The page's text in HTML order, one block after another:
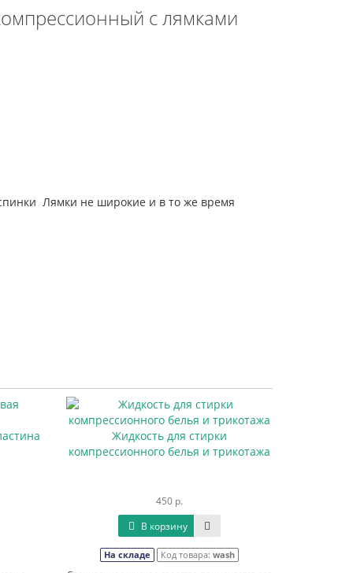
с лямками
Лямки не широкие и в то же время
Жидкость для стирки
компрессионного белья и трикотажа
450 р.
В корзину
На складе Код товара: wash